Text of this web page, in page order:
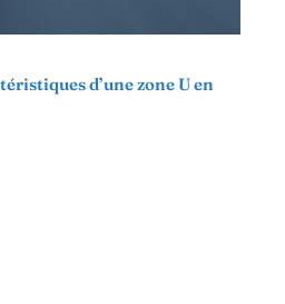
d’une zone U en